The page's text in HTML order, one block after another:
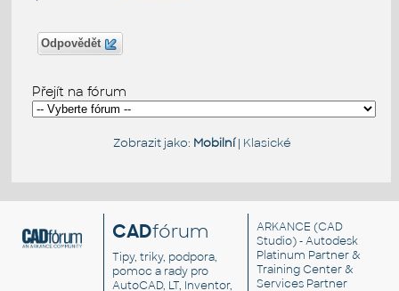
Odpovědět
Přejít na fórum
Zobrazit jako: Mobilní| Klasické
CADfórum
Tipy, triky, podpora,
pomoc a rady pro
AutoCAD, LT, Inventor,
ARKANCE (CAD
Studio) - Autodesk
Platinum Partner &
Training Center &
Services Partner